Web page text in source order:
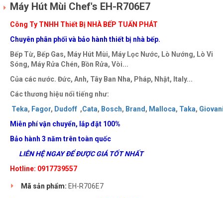
Máy Hút Mùi Chef's EH-R706E7
Công Ty TNHH Thiết Bị NHÀ BẾP TUẤN PHÁT
Chuyên phân phối và bảo hành thiết bị nhà bếp.
Bếp Từ, Bếp Gas, Máy Hút Mùi, Máy Lọc Nước, Lò Nướng, Lò Vi
Sóng, Máy Rửa Chén, Bồn Rửa, Vòi...
Của các nước. Đức, Anh, Tây Ban Nha, Pháp, Nhật, Italy...
Các thương hiệu nổi tiếng như:
Teka, Fagor, Dudoff ,Cata, Bosch, Brand, Malloca, Taka,
Miễn phí vận chuyển, lắp đặt 100%
Bảo hành 3 năm trên toàn quốc
LIÊN HỆ NGAY ĐỂ ĐƯỢC GIÁ TỐT NHẤT
Hotline: 0917739557
Mã sản phẩm: EH-R706E7